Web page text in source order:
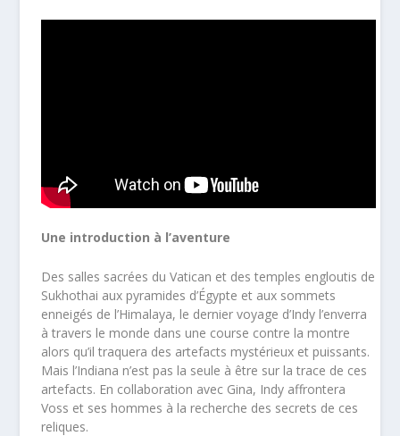
Une introduction à l’aventure
Des salles sacrées du Vatican et des temples engloutis de
Sukhothai aux pyramides d’Égypte et aux sommets
enneigés de l’Himalaya, le dernier voyage d’Indy l’enverra
à travers le monde dans une course contre la montre
alors qu’il traquera des artefacts mystérieux et puissants.
Mais l’Indiana n’est pas la seule à être sur la trace de ces
artefacts. En collaboration avec Gina, Indy affrontera
Voss et ses hommes à la recherche des secrets de ces
reliques.